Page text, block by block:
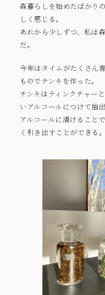
森暮らしを始めたばかり
しく感じる。
あれから少しずつ、私は
だ。
今年はタイムがたくさん
ものでチンキを作った。
チンキはティンクチャー
いアルコールにつけて抽
アルコールに漬けること
く引き出すことができる。